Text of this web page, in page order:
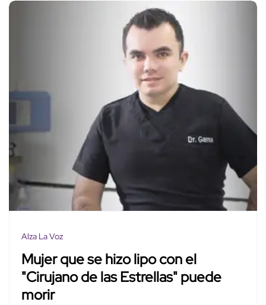
Alza La Voz
Mujer que se hizo lipo con el
"Cirujano de las Estrellas" puede
morir